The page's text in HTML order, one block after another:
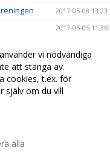
2017-05-08 13:23
2017-05-05 11:36
2017-2018 2017-05-01 20:07
2017-04-26 19:23
2017-04-19 10:43
vi nödvändiga
att stänga av.
cookies, t.ex. för
själv om du vill
alla